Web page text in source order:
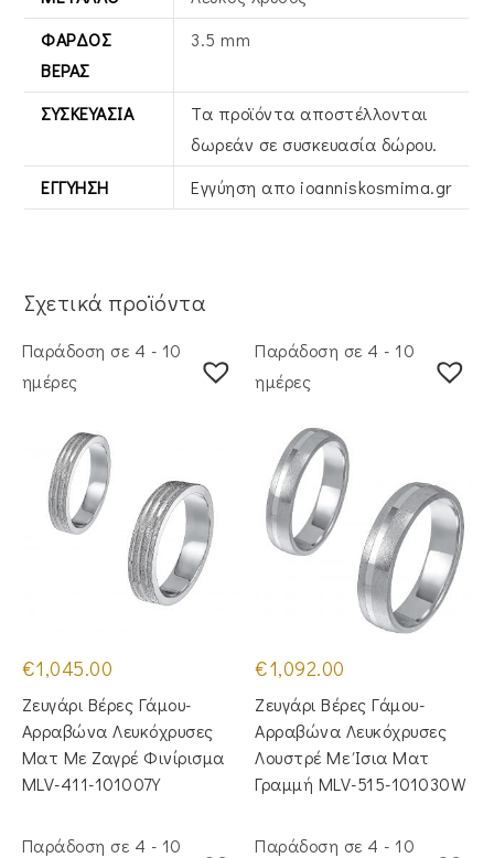
ΦΆΡΔΟΣ
ΒΕΡΑΣ
3.5 mm
ΣΥΣΚΕΥΑΣΊΑ
Τα προϊόντα αποστέλλονται
δωρεάν σε συσκευασία δώρου.
ΕΓΓΎΗΣΗ
Εγγύηση απο ioanniskosmima.gr
Σχετικά προϊόντα
Παράδοση σε 4 - 10
ημέρες
€1,045.00
Ζευγάρι Βέρες Γάμου-
Αρραβώνα Λευκόχρυσες
Ματ Με Ζαγρέ Φινίρισμα
MLV-411-101007Y
Παράδοση σε 4 - 10
ημέρες
€1,092.00
Ζευγάρι Βέρες Γάμου-
Αρραβώνα Λευκόχρυσες
Λουστρέ Με Ίσια Ματ
Γραμμή MLV-515-101030W
Παράδοση σε 4 - 10
Παράδοση σε 4 - 10